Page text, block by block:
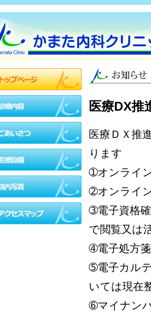
医療DX推
医療ＤＸ推
ります
➀オンライ
➁オンライ
➂電子資格
で閲覧又は
➃電子処方
➄電子カル
いては現在
➅マイナン